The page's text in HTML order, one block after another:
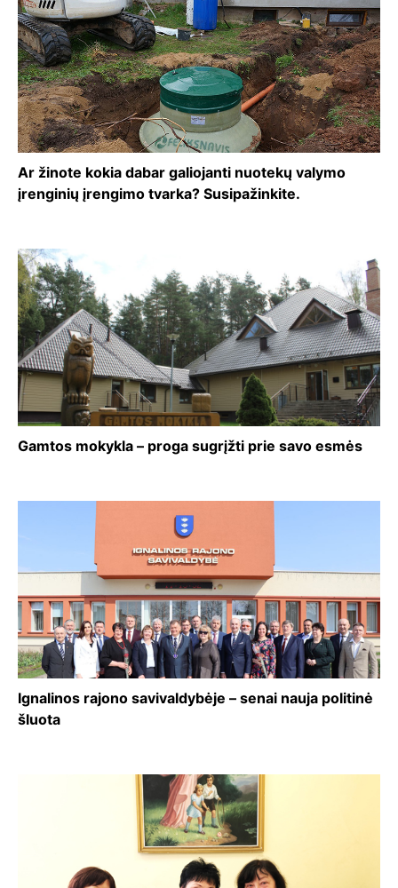
Ar žinote kokia dabar galiojanti nuotekų valymo
įrenginių įrengimo tvarka? Susipažinkite.
Gamtos mokykla – proga sugrįžti prie savo esmės
Ignalinos rajono savivaldybėje – senai nauja politinė
šluota